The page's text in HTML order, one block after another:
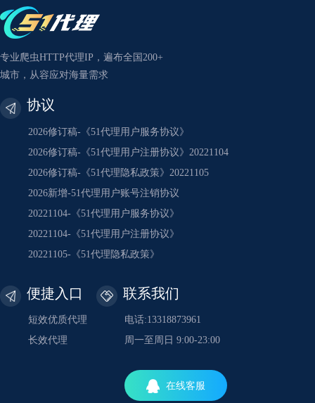
专业爬虫HTTP代理IP，遍布全国200+
城市，从容应对海量需求
协议
2026修订稿-《51代理用户服务协议》
2026修订稿-《51代理用户注册协议》20221104
2026修订稿-《51代理隐私政策》20221105
2026新增-51代理用户账号注销协议
20221104-《51代理用户服务协议》
20221104-《51代理用户注册协议》
20221105-《51代理隐私政策》
便捷入口
短效优质代理
长效代理
联系我们
电话:13318873961
周一至周日 9:00-23:00
在线客服